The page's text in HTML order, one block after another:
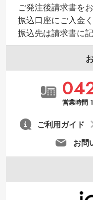
ご発注後請求書を
振込口座にご入金く
振込先は請求書に
営業時間
お問
ご利用ガイド